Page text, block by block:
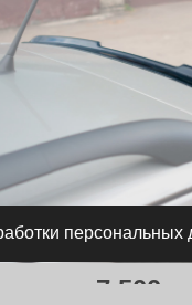
7 500
персональных